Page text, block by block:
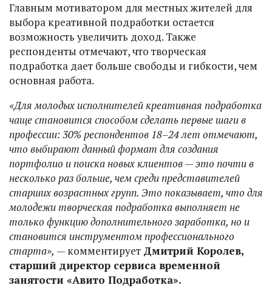
Главным мотиватором для местных жителей для
выбора креативной подработки остается
возможность увеличить доход. Также
респонденты отмечают, что творческая
подработка дает больше свободы и гибкости, чем
основная работа.
«Для молодых исполнителей креативная подработка
чаще становится способом сделать первые шаги в
профессии: 30% респондентов 18–24 лет отмечают,
что выбирают данный формат для создания
портфолио и поиска новых клиентов — это почти в
несколько раз больше, чем среди представителей
старших возрастных групп. Это показывает, что для
молодежи творческая подработка выполняет не
только функцию дополнительного заработка, но и
становится инструментом профессионального
старта», — комментирует Дмитрий Королев,
старший директор сервиса временной
занятости «Авито Подработка».